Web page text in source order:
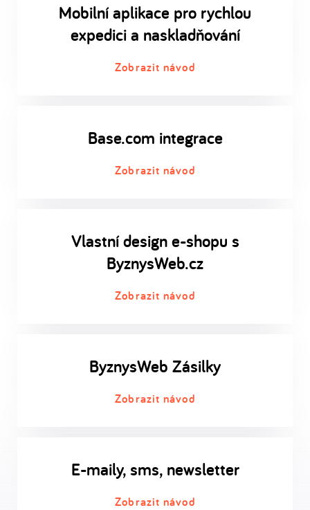
Mobilní aplikace pro rychlou
expedici a naskladňování
Zobrazit návod
Base.com integrace
Zobrazit návod
Vlastní design e-shopu s
ByznysWeb.cz
Zobrazit návod
ByznysWeb Zásilky
Zobrazit návod
E-maily, sms, newsletter
Zobrazit návod